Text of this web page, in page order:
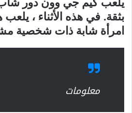
بثقة. في هذه الأثناء ،
امرأة شابة ذات شخصية
معلومات